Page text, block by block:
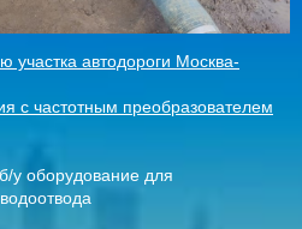
автодороги Москва-
с частотным преобразователем
у оборудование для